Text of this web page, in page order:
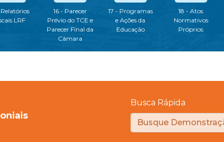
Relatórios
LRF
16 - Parecer
Prévio do TCE e
Parecer Final da
Câmara
17 - Programas
e Ações da
Educação
18 - Atos
Normativos
Próprios
Busca Rápida